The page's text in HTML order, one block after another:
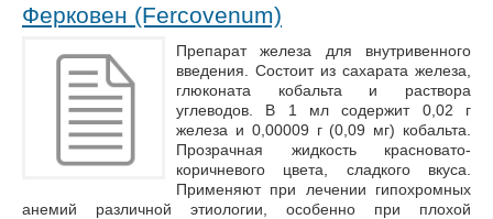
Ферковен (Fercovenum)
Препарат железа для внутривенного
введения. Состоит из сахарата железа,
глюконата кобальта и раствора
углеводов. В 1 мл содержит 0,02 г
железа и 0,00009 г (0,09 мг) кобальта.
Прозрачная жидкость красновато-
коричневого цвета, сладкого вкуса.
Применяют при лечении гипохромных
анемий различной этиологии, особенно при плохой